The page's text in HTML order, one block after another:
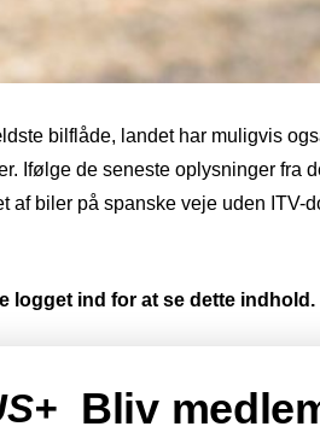
bilflåde, landet har muligvis
Ifølge de seneste oplysninger fra
af biler på spanske veje uden ITV-
logget ind for at se dette indhold.
Bliv